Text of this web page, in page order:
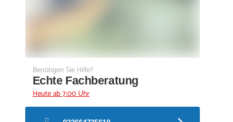
Benötigen Sie Hilfe?
Echte Fachberatung
Heute ab 7:00 Uhr